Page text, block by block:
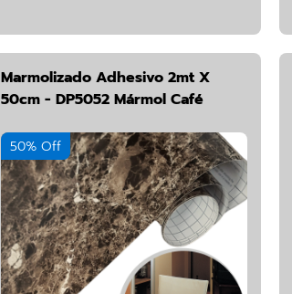
Marmolizado Adhesivo 2mt X
50cm - DP5052 Mármol Café
50% Off